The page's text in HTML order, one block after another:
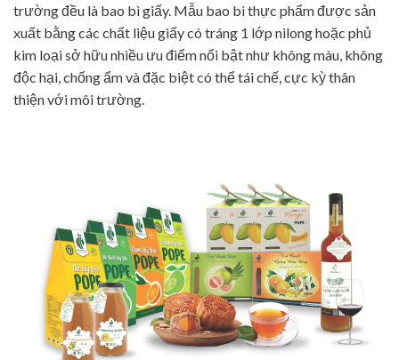
trường đều là bao bì giấy. Mẫu bao bì thực phẩm được sản
xuất bằng các chất liệu giấy có tráng 1 lớp nilong hoặc phủ
kim loại sở hữu nhiều ưu điểm nổi bật như không màu, không
độc hại, chống ẩm và đặc biệt có thể tái chế, cực kỳ thân
thiện với môi trường.